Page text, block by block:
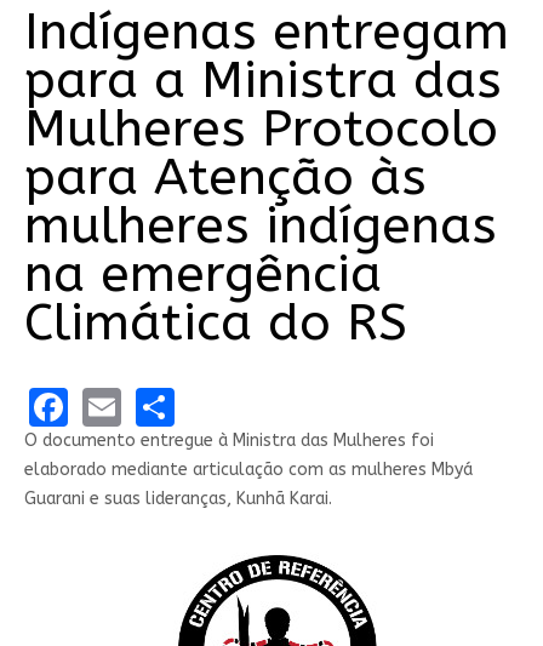
Indígenas entregam
para a Ministra das
Mulheres Protocolo
para Atenção às
mulheres indígenas
na emergência
Climática do RS
Facebook
EmailShare
O documento entregue à Ministra das Mulheres foi
elaborado mediante articulação com as mulheres Mbyá
Guarani e suas lideranças, Kunhã Karai.